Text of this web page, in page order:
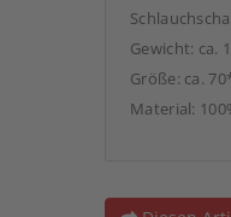
Gewicht: ca.
Größe: ca.
Material: